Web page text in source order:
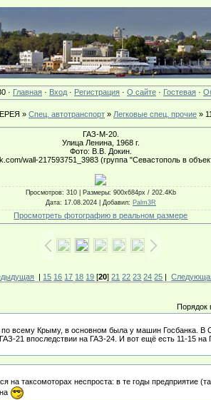
· Главная· Вход· Регистрация· О сайте· Гостевая·
» Спец. автотранспорт» Легковые спец. прочие»
ГАЗ-М-20.
Улица Ленина, 1968 г.
Фото: В.В. Докин.
wall-217593751_3983 (группа "Севастополь в
Просмотров: 310 | Размеры: 900x684px / 202.4Kb
Дата: 17.08.2024 | Добавил: Palm3R
Просмотреть фотографию в реальном размере
| 15 16 17 18 19 [20]21 22 23 24 25 |
Порядок
всему Крыму, в основном была у машин Госбанка. В
21 впоследствии на ГАЗ-24. И вот ещё есть 11-15
на таксомоторах неспроста: в те годы предприятие